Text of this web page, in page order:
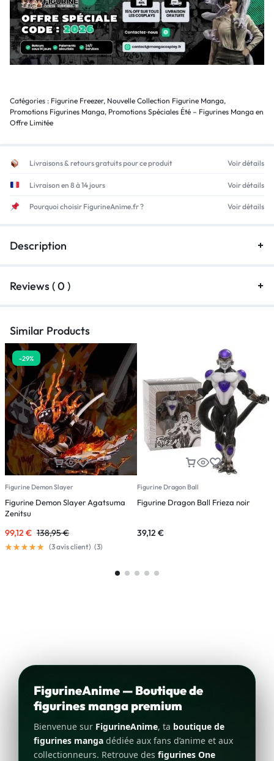
Catégories : Figurine Freezer, Nouvelle Collection Figurine Manga,
Promotions Figurines Manga, Promotions Spéciales Été – Figurines Manga en
Offre Limitée
Livraisons & retours gratuits pour ce produit Voir détails
Livraison en 8 à 14 jours Voir détails
Pourquoi choisir FigurineAnime.fr ? Voir détails
Description
Reviews ( 0 )
Similar Products
-29%
Figurine Demon Slayer
Figurine Demon Slayer Agatsuma
Zenitsu
99,12 € 138,95€
(3avis client) (3)
Figurine Dragon Ball
Figurine Dragon Ball Frieza noir
39,12 €
FigurineAnime — Boutique de
figurines manga premium
Bienvenue sur FigurineAnime, ta boutique de
figurines manga dédiée aux fans d’anime et aux
collectionneurs. Retrouve des figurines One